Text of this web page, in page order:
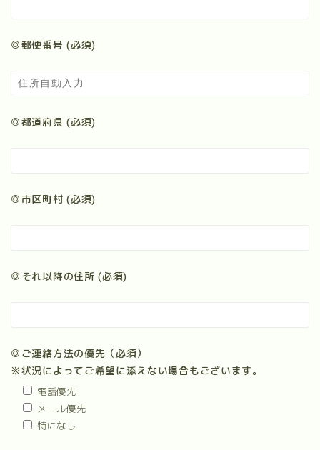
◎郵便番号 (必須)
◎都道府県 (必須)
◎市区町村 (必須)
◎それ以降の住所 (必須)
◎ご連絡方法の優先（必須）
※状況によってご希望に添えない場合もございます。
電話優先
メール優先
特になし